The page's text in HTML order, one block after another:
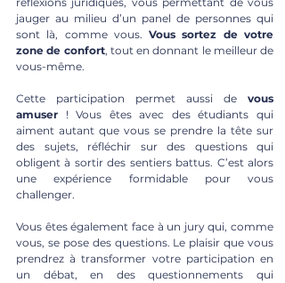
jauger au milieu d’un panel de personnes qui
sont là, comme vous. Vous sortez de votre
zone de confort, tout en donnant le meilleur de
vous-même.
Cette participation permet aussi de vous
amuser ! Vous êtes avec des étudiants qui
aiment autant que vous se prendre la tête sur
des sujets, réfléchir sur des questions qui
obligent à sortir des sentiers battus. C’est alors
une expérience formidable pour vous
challenger.
Vous êtes également face à un jury qui, comme
vous, se pose des questions. Le plaisir que vous
prendrez à transformer votre participation en
un débat, en des questionnements qui